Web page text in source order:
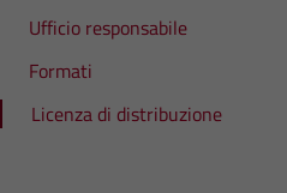
Ufficio responsabile
Formati
Licenza di distribuzione